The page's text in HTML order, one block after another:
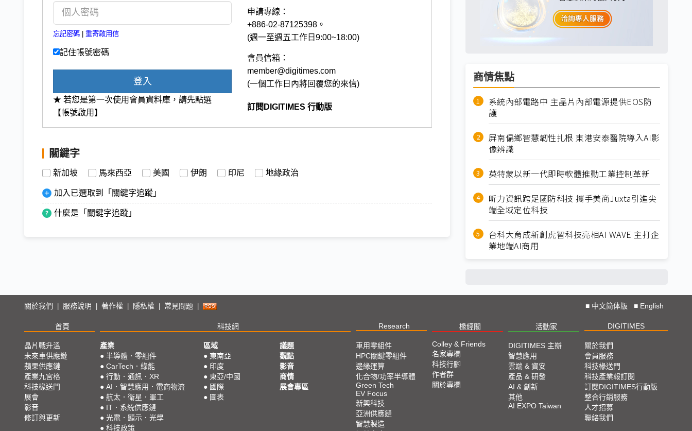
忘記密碼 重寄啟用信
記住帳號密碼
登入
★ 若您是第一次使用會員資料庫，請先點選
【帳號啟用】
申請專線：
+886-02-87125398。
(週一至週五工作日9:00~18:00)
會員信箱：
member@digitimes.com
(一個工作日內將回覆您的來信)
訂閱DIGITIMES 行動版
關鍵字
新加坡 馬來西亞 美國 伊朗 印尼 地緣政治
加入已選取到「關鍵字追蹤」
什麼是「關鍵字追蹤」
商情焦點
系統內部電路中 主晶片內部電源提供EOS防
護
屏南偏鄉智慧韌性扎根 東港安泰醫院導入AI影
像辨識
英特蒙以新一代即時軟體推動工業控制革新
昕力資訊跨足國防科技 攜手美商Juxta引進尖
端全域定位科技
台科大育成新創虎智科技亮相AI WAVE 主打企
業地端AI商用
關於我們 服務說明 著作權 隱私權 常見問題 ■ 中文简体版 ■ English
首頁 科技網 Research 椽經閣 活動家 DIGITIMES
晶片戰升溫
未來車供應鏈
蘋果供應鏈
產業九宮格
科技椽送門
展會
影音
修訂與更新
產業
● 半導體．零組件
● CarTech．綠能
● 行動．通訊．XR
● AI．智慧應用．電商物流
● 航太．衛星．軍工
● IT．系統供應鏈
● 光電．顯示．光學
● 科技政策
區域
● 東南亞
● 印度
● 東亞/中國
● 國際
● 圖表
議題
觀點
影音
商情
展會專區
車用零組件
HPC關鍵零組件
邊緣運算
化合物/功率半導體
Green Tech
EV Focus
新興科技
亞洲供應鏈
智慧製造
Colley & Friends
名家專欄
科技行腳
作者群
關於專欄
DIGITIMES 主辦
智慧應用
雲端 & 資安
產品 & 研發
AI & 創新
其他
AI EXPO Taiwan
關於我們
會員服務
科技椽送門
科技產業報訂閱
訂閱DIGITIMES行動版
整合行銷服務
人才招募
聯絡我們